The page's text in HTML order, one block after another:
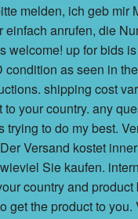
melden, ich geb mir
anrufen, die
welcome! up for bids
as seen in
shipping cost
your country. any
to do my best.
Versand kostet
Sie kaufen.
country and
get the product to you.